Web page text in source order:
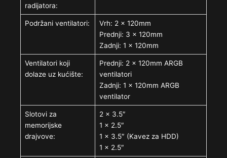
radijatora:
Podržani ventilatori:
Vrh: 2 x 120mm
Prednji: 3 x 120mm
Zadnji: 1 x 120mm
Ventilatori koji
dolaze uz kućište:
Prednji: 2 x 120mm ARGB
ventilatori
Zadnji: 1 x 120mm ARGB
ventilator
Slotovi za
memorijske
drajvove:
2 x 3.5″
1 x 2.5″
1 x 3.5″ (Kavez za HDD)
1 x 2.5″